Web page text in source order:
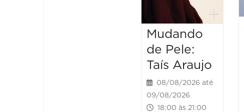
Mudando
de Pele:
Taís Araujo
08/08/2026 até
09/08/2026
18:00 às 21:00